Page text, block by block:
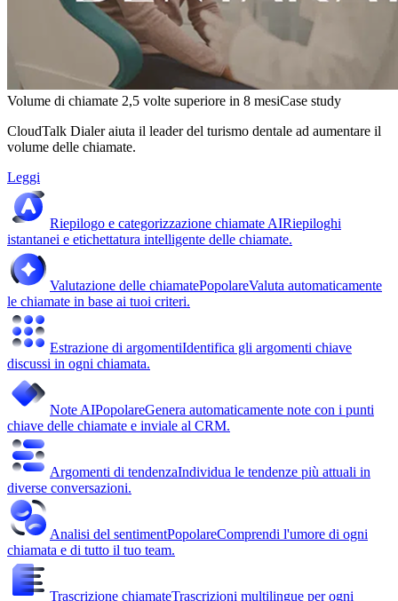
Volume di chiamate 2,5 volte superiore in 8 mesiCase study
CloudTalk Dialer aiuta il leader del turismo dentale ad aumentare il
volume delle chiamate.
Leggi
Riepilogo e categorizzazione chiamate AIRiepiloghi
istantanei e etichettatura intelligente delle chiamate.
Valutazione delle chiamatePopolareValuta automaticamente
le chiamate in base ai tuoi criteri.
Estrazione di argomentiIdentifica gli argomenti chiave
discussi in ogni chiamata.
Note AIPopolareGenera automaticamente note con i punti
chiave delle chiamate e inviale al CRM.
Argomenti di tendenzaIndividua le tendenze più attuali in
diverse conversazioni.
Analisi del sentimentPopolareComprendi l'umore di ogni
chiamata e di tutto il tuo team.
Trascrizione chiamateTrascrizioni multilingue per ogni